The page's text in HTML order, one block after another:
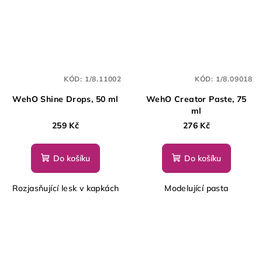
WehO Shine Drops, 50 ml
259 Kč
Do košíku
Rozjasňující lesk v kapkách
KÓD: 1/8.11002
WehO Creator Paste, 75
ml
276 Kč
Do košíku
Modelující pasta
KÓD: 1/8.09018